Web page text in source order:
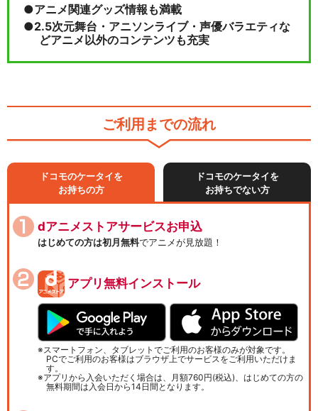
アニメ関連グッズ情報も満載
2.5次元舞台・アニソンライブ・声優バラエティな
どアニメ以外のコンテンツも充実
ご利用までの流れ
ドコモのケータイを
お持ちの方
ドコモのケータイを
お持ちでない方
dアニメストアサービスお申込
はじめての方は初月無料でアニメが見放題！
アプリ無料インストール
スマートフォン、タブレットでご利用のお客様のみが対象です。
PCでご利用のお客様はブラウザ上でサービスをご利用いただけま
す。
アプリから入会いただく場合は、月額760円(税込)、はじめての方の
無料期間は入会日から14日間となります。